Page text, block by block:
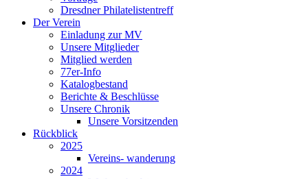
Dresdner Philatelistentreff
Der Verein
Einladung zur MV
Unsere Mitglieder
Mitglied werden
77er-Info
Katalogbestand
Berichte & Beschlüsse
Unsere Chronik
Unsere Vorsitzenden
Rückblick
2025
Vereins- wanderung
2024